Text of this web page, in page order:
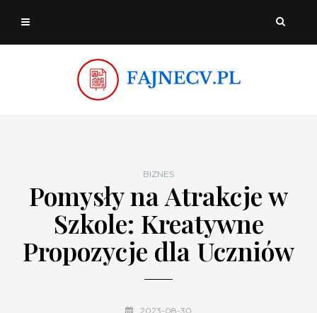
BIZNES
Pomysły na Atrakcje w
Szkole: Kreatywne
Propozycje dla Uczniów
2023-08-30